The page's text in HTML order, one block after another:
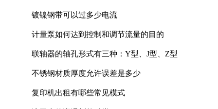
镀镍钢带可以过多少电流
计量泵如何达到控制和调节流量的目的
联轴器的轴孔形式有三种：Y型、J型、Z型
不锈钢材质厚度允许误差是多少
复印机出租有哪些常见模式